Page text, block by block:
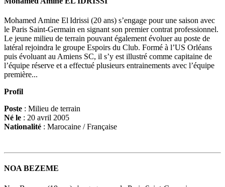
Mohamed Amine El Idrissi (20 ans) s’engage pour une saison avec
le Paris Saint-Germain en signant son premier contrat professionnel.
Le jeune milieu de terrain pouvant également évoluer au poste de
latéral rejoindra le groupe Espoirs du Club. Formé à l’US Orléans
puis évoluant au Amiens SC, il s’y est illustré comme capitaine de
l’équipe réserve et a effectué plusieurs entrainements avec l’équipe
première...
Profil
Poste : Milieu de terrain
Né le : 20 avril 2005
Nationalité : Marocaine / Française
NOA BEZEME